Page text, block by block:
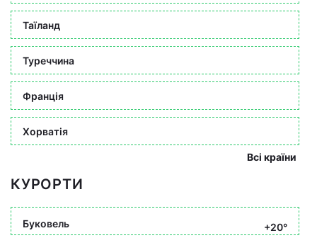
Таїланд
Туреччина
Франція
Хорватія
Всі країни
КУРОРТИ
Буковель +20°